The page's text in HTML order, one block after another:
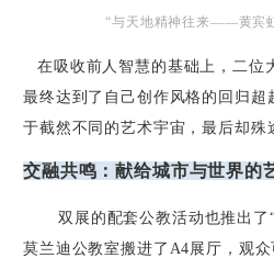
“与天地精神往来——黄宾
在吸收前人智慧的基础上，二位
最终达到了自己创作风格的回归超
于截然不同的艺术宇宙，最后却殊
交融共鸣：献给城市与世界的
双展的配套公教活动也推出
莫兰迪公教室搬进了 A4 展厅，观